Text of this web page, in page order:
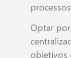
Optar
objetivos